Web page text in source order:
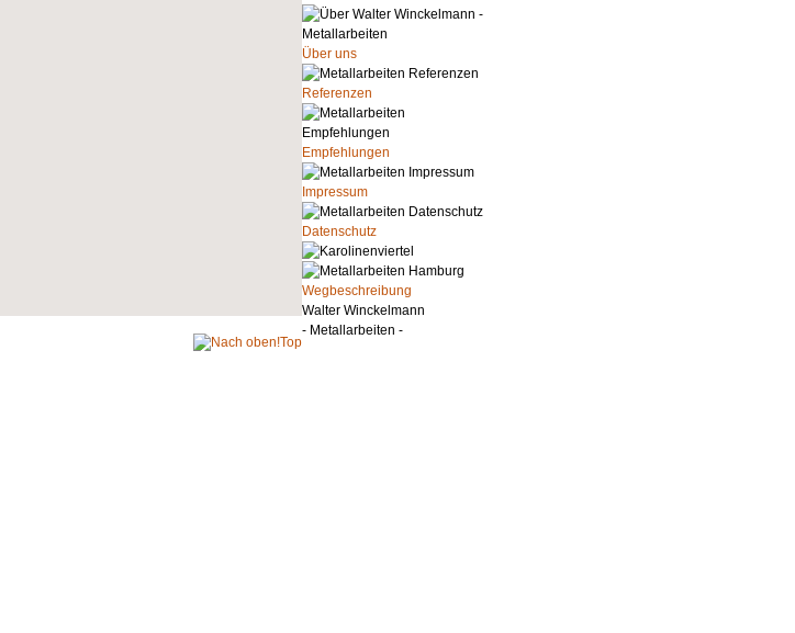
Top
Über uns
Referenzen
Empfehlungen
Impressum
Datenschutz
Wegbeschreibung
Walter Winckelmann
- Metallarbeiten -